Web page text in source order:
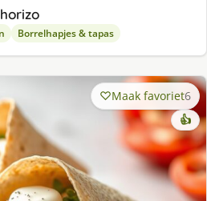
Borrelhapjes & tapas
Maak favoriet6
👍